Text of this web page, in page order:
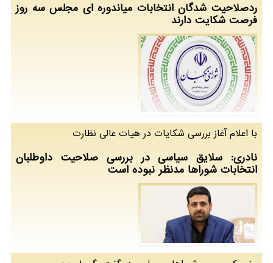
ردصلاحیت شدگان انتخابات میاندوره ای مجلس سه روز
فرصت شكایت دارند
با اعلام آغاز بررسی شكایات در هیات عالی نظارت
نادری: سلایق سیاسی در بررسی صلاحیت داوطلبان
انتخابات شوراها مدنظر نبوده است